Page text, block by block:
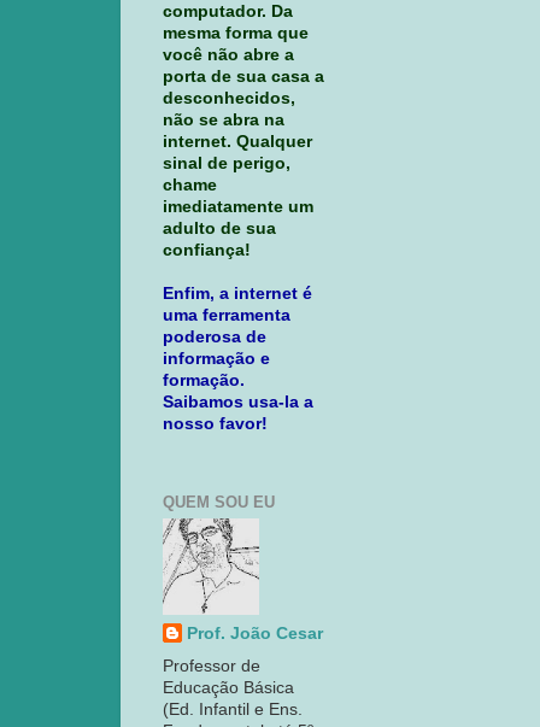
computador. Da
mesma forma que
você não abre a
porta de sua casa a
desconhecidos,
não se abra na
internet. Qualquer
sinal de perigo,
chame
imediatamente um
adulto de sua
confiança!
Enfim, a internet é
uma ferramenta
poderosa de
informação e
formação.
Saibamos usa-la a
nosso favor!
QUEM SOU EU
Prof. João Cesar
Professor de
Educação Básica
(Ed. Infantil e Ens.